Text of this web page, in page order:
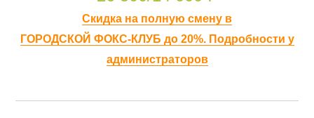
Скидка на полную смену в
ГОРОДСКОЙ ФОКС-КЛУБ до 20%. Подробности у
администраторов